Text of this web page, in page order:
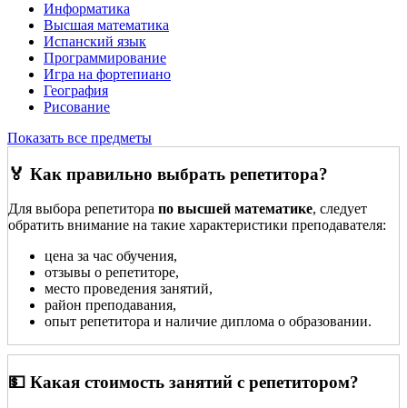
Информатика
Высшая математика
Испанский язык
Программирование
Игра на фортепиано
География
Рисование
Показать все предметы
🏅 Как правильно выбрать репетитора?
Для выбора репетитора по высшей математике, следует
обратить внимание на такие характеристики преподавателя:
цена за час обучения,
отзывы о репетиторе,
место проведения занятий,
район преподавания,
опыт репетитора и наличие диплома о образовании.
💵 Какая стоимость занятий с репетитором?